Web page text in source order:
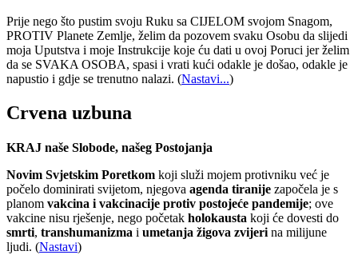
Prije nego što pustim svoju Ruku sa CIJELOM svojom Snagom,
PROTIV Planete Zemlje, želim da pozovem svaku Osobu da slijedi
moja Uputstva i moje Instrukcije koje ću dati u ovoj Poruci jer želim
da se SVAKA OSOBA, spasi i vrati kući odakle je došao, odakle je
napustio i gdje se trenutno nalazi. (Nastavi...)
Crvena uzbuna
KRAJ naše Slobode, našeg Postojanja
Novim Svjetskim Poretkom koji služi mojem protivniku već je
počelo dominirati svijetom, njegova agenda tiranije započela je s
planom vakcina i vakcinacije protiv postojeće pandemije; ove
vakcine nisu rješenje, nego početak holokausta koji će dovesti do
smrti, transhumanizma i umetanja žigova zvijeri na milijune
ljudi. (Nastavi)